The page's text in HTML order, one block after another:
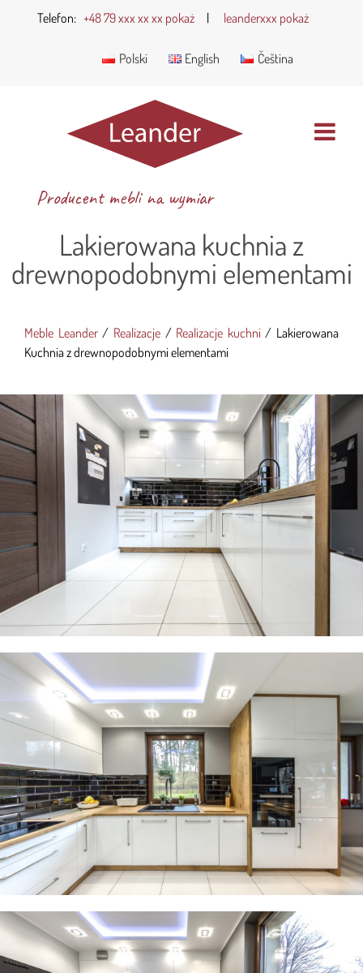
Telefon: +48 79 xxx xx xx pokaż | leanderxxx pokaż
Polski English Čeština
Producent mebli na wymiar
Lakierowana kuchnia z
drewnopodobnymi elementami
Meble Leander/ Realizacje/ Realizacje kuchni / Lakierowana
Kuchnia z drewnopodobnymi elementami